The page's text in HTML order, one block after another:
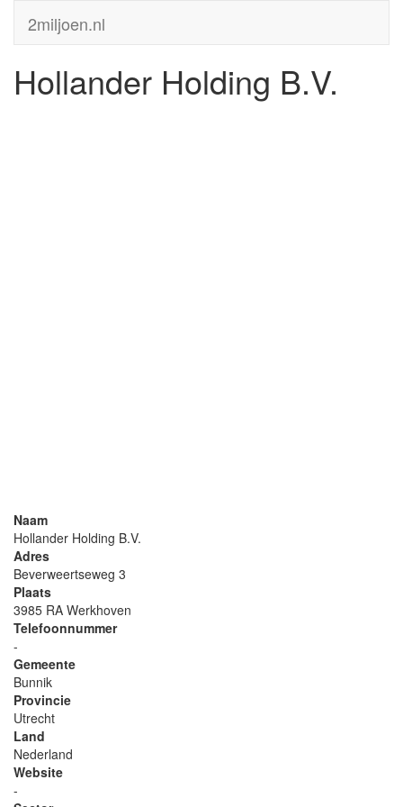
2miljoen.nl
Hollander Holding B.V.
Naam
Hollander Holding B.V.
Adres
Beverweertseweg 3
Plaats
3985 RA Werkhoven
Telefoonnummer
-
Gemeente
Bunnik
Provincie
Utrecht
Land
Nederland
Website
-